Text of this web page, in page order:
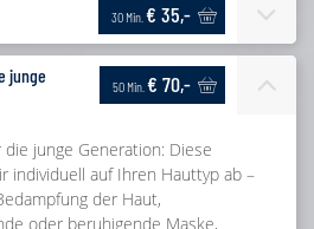
30 Min. € 35,-
junge
50 Min. € 70,-
junge Generation: Diese
individuell auf Ihren Hauttyp ab –
der Haut,
oder beruhigende Maske,